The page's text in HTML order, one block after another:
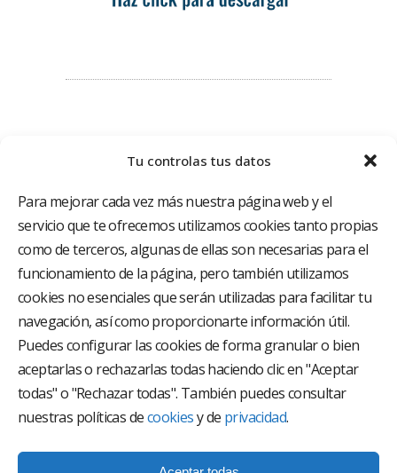
Tu controlas tus datos
Para mejorar cada vez más nuestra página web y el
servicio que te ofrecemos utilizamos cookies tanto propias
como de terceros, algunas de ellas son necesarias para el
funcionamiento de la página, pero también utilizamos
cookies no esenciales que serán utilizadas para facilitar tu
navegación, así como proporcionarte información útil.
Puedes configurar las cookies de forma granular o bien
aceptarlas o rechazarlas todas haciendo clic en "Aceptar
todas" o "Rechazar todas". También puedes consultar
nuestras políticas decookiesy de privacidad.
El Grupo Hospitalario HLA es uno de los proveedores
hospitalarios con mayor presencia en España, creado
con el objetivo de proporcionar el acceso a una
asistencia sanitaria de alto nivel. Nuestra red asistencial
está compuesta por 18 hospitales y 37 centros médicos
multiespecialidad.
Síguenos en